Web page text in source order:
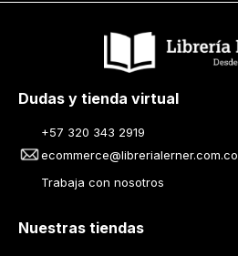
Dudas y tienda virtual
+57 320 343 2919
ecommerce@librerialerner.com.co
Trabaja con nosotros
Nuestras tiendas